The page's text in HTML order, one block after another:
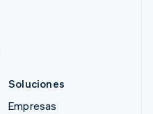
Soluciones
Empresas